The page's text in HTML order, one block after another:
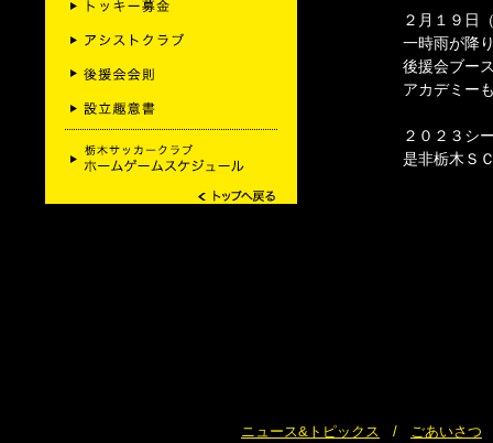
２月１９日
一時雨が降
後援会ブー
アカデミー
２０２３シ
是非栃木Ｓ
ニュース&トピックス / ごあいさつ